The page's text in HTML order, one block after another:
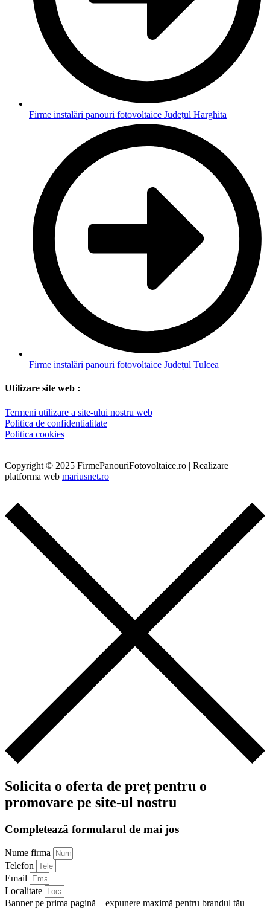
Firme instalări panouri fotovoltaice Județul Harghita
Firme instalări panouri fotovoltaice Județul Tulcea
Utilizare site web :
Termeni utilizare a site-ului nostru web
Politica de confidentialitate
Politica cookies
Copyright © 2025 FirmePanouriFotovoltaice.ro | Realizare
platforma web mariusnet.ro
Solicita o oferta de preț pentru o
promovare pe site-ul nostru
Completează formularul de mai jos
Nume firma
Telefon
Email
Localitate
Banner pe prima pagină – expunere maximă pentru brandul tău